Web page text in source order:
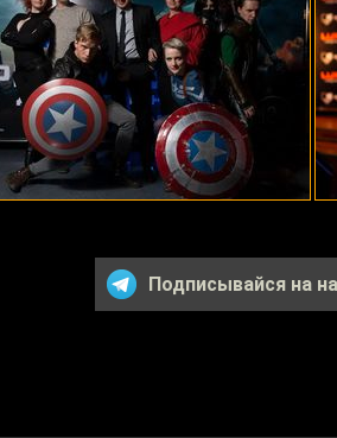
Подписывайся на